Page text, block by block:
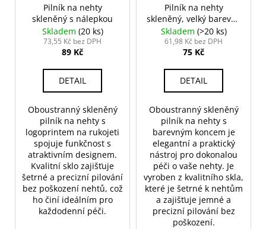
Pilník na nehty
skleněný s nálepkou
Skladem (20 ks)
73,55 Kč bez DPH
89 Kč
DETAIL
Oboustranný skleněný
pilník na nehty s
logoprintem na rukojeti
spojuje funkčnost s
atraktivním designem.
Kvalitní sklo zajišťuje
šetrné a precizní pilování
bez poškození nehtů, což
ho činí ideálním pro
každodenní péči.
Pilník na nehty
skleněný, velký barevný
14 cm
Skladem (>20 ks)
61,98 Kč bez DPH
75 Kč
DETAIL
Oboustranný skleněný
pilník na nehty s
barevným koncem je
elegantní a praktický
nástroj pro dokonalou
péči o vaše nehty. Je
vyroben z kvalitního skla,
které je šetrné k nehtům
a zajišťuje jemné a
precizní pilování bez
poškození.